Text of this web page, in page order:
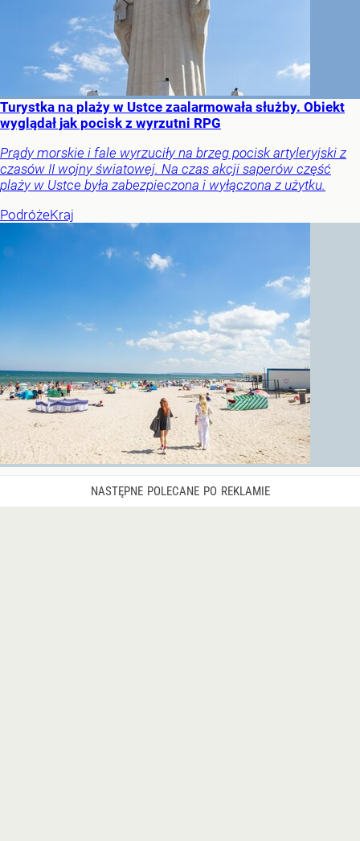
Turystka na plaży w Ustce zaalarmowała służby. Obiekt
wyglądał jak pocisk z wyrzutni RPG
Prądy morskie i fale wyrzuciły na brzeg pocisk artyleryjski z
czasów II wojny światowej. Na czas akcji saperów część
plaży w Ustce była zabezpieczona i wyłączona z użytku.
PodróżeKraj